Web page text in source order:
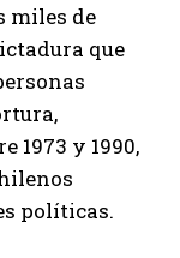
miles de
que
1973 y 1990,
políticas.